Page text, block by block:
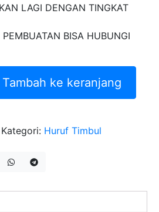
LAGI DENGAN TINGKAT
BISA HUBUNGI
Tambah ke keranjang
Kategori: Huruf Timbul